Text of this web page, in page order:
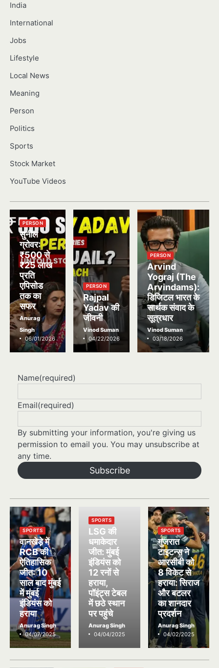
India
International
Jobs
Lifestyle
Local News
Meaning
Person
Politics
Sports
Stock Market
YouTube Videos
PERSON
सुनील
ग्रोवर:
₹500 से
₹25 लाख
प्रति
एपिसोड
तक का
सफर
Anurag
Singh
06/01/2026
PERSON
Rajpal
Yadav की
जीवनी
Vinod Suman
04/22/2026
PERSON
Arvind
Yograj (The
Arvindams):
डिजिटल भारत के
सार्थक संवाद के
सूत्रधार
Vinod Suman
03/18/2026
Name(required)
Email(required)
By submitting your information, you're giving us
permission to email you. You may unsubscribe at
any time.
Subscribe
SPORTS
वानखेड़े में
RCB की
ऐतिहासिक
जीत: 10
साल बाद मुंबई
में मुंबई
इंडियंस को
हराया
Anurag Singh
04/07/2025
SPORTS
LSG की
धमाकेदार
जीत: मुंबई
इंडियंस को
12 रनों से
हराया,
पॉइंट्स टेबल
में छठे स्थान
पर पहुंचे
Anurag Singh
04/04/2025
SPORTS
गुजरात
टाइटन्स ने
आरसीबी को
8 विकेट से
हराया: सिराज
और बटलर
का शानदार
प्रदर्शन
Anurag Singh
04/02/2025